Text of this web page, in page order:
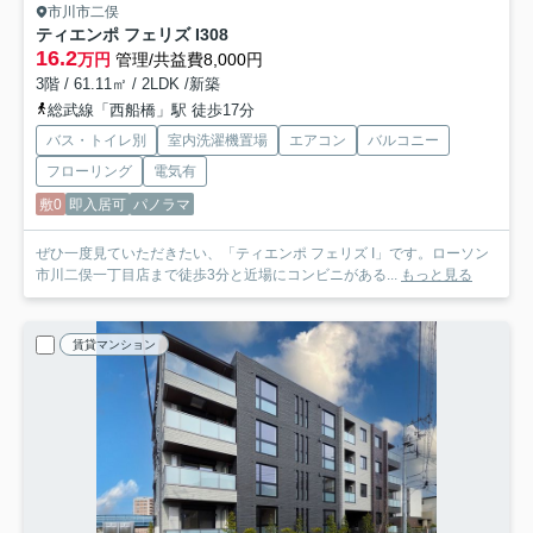
市川市二俣
ティエンポ フェリズ I308
16.2万円 管理/共益費8,000円
3階 / 61.11㎡ / 2LDK /新築
総武線「西船橋」駅 徒歩17分
バス・トイレ別 室内洗濯機置場 エアコン
バルコニー
フローリング
電気有
敷0 即入居可 パノラマ
ぜひ一度見ていただきたい、「ティエンポ フェリズ I」です。ローソン
市川二俣一丁目店まで徒歩3分と近場にコンビニがある... もっと見る
賃貸マンション